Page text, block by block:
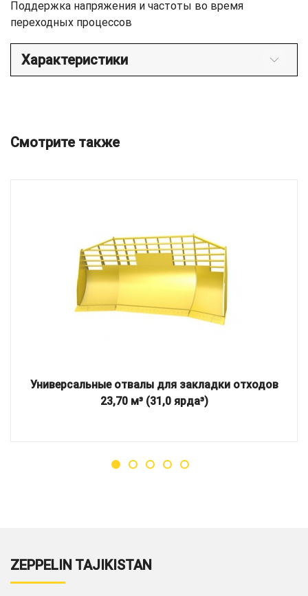
Поддержка напряжения и частоты во время
переходных процессов
Характеристики
Смотрите также
Универсальные отвалы для закладки отходов
23,70 м³ (31,0 ярда³)
ZEPPELIN TAJIKISTAN